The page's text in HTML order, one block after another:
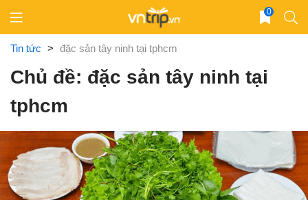
content
0
Tin tức > đặc sản tây ninh tại tphcm
Chủ đề: đặc sản tây ninh tại
tphcm